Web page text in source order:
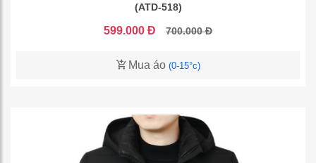
(ATD-518)
599.000 Đ 700.000 Đ
Mua áo (0-15°c)